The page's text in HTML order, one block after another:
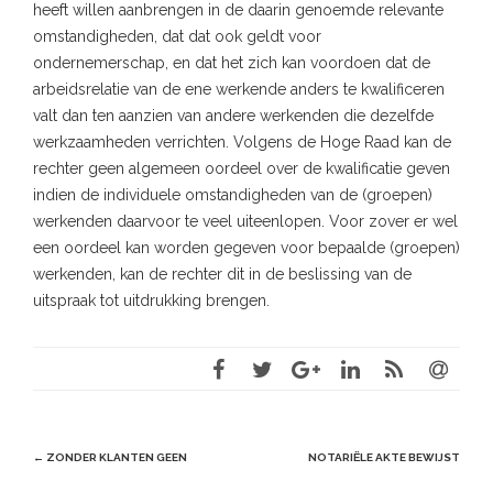
heeft willen aanbrengen in de daarin genoemde relevante
omstandigheden, dat dat ook geldt voor
ondernemerschap, en dat het zich kan voordoen dat de
arbeidsrelatie van de ene werkende anders te kwalificeren
valt dan ten aanzien van andere werkenden die dezelfde
werkzaamheden verrichten. Volgens de Hoge Raad kan de
rechter geen algemeen oordeel over de kwalificatie geven
indien de individuele omstandigheden van de (groepen)
werkenden daarvoor te veel uiteenlopen. Voor zover er wel
een oordeel kan worden gegeven voor bepaalde (groepen)
werkenden, kan de rechter dit in de beslissing van de
uitspraak tot uitdrukking brengen.
Post
← ZONDER KLANTEN GEEN NOTARIËLE AKTE BEWIJST